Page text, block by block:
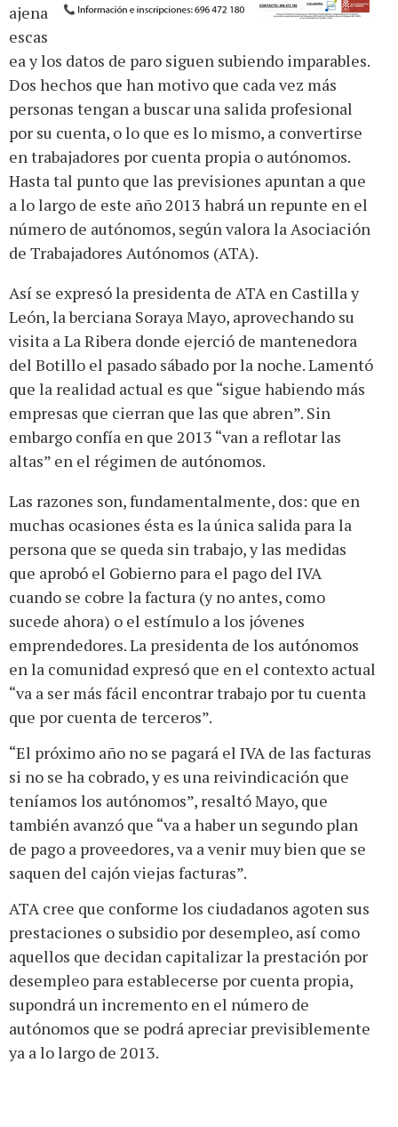
ajena
escas
ea y los datos de paro siguen subiendo imparables.
Dos hechos que han motivo que cada vez más
personas tengan a buscar una salida profesional
por su cuenta, o lo que es lo mismo, a convertirse
en trabajadores por cuenta propia o autónomos.
Hasta tal punto que las previsiones apuntan a que
a lo largo de este año 2013 habrá un repunte en el
número de autónomos, según valora la Asociación
de Trabajadores Autónomos (ATA).
Así se expresó la presidenta de ATA en Castilla y
León, la berciana Soraya Mayo, aprovechando su
visita a La Ribera donde ejerció de mantenedora
del Botillo el pasado sábado por la noche. Lamentó
que la realidad actual es que “sigue habiendo más
empresas que cierran que las que abren”. Sin
embargo confía en que 2013 “van a reflotar las
altas” en el régimen de autónomos.
Las razones son, fundamentalmente, dos: que en
muchas ocasiones ésta es la única salida para la
persona que se queda sin trabajo, y las medidas
que aprobó el Gobierno para el pago del IVA
cuando se cobre la factura (y no antes, como
sucede ahora) o el estímulo a los jóvenes
emprendedores. La presidenta de los autónomos
en la comunidad expresó que en el contexto actual
“va a ser más fácil encontrar trabajo por tu cuenta
que por cuenta de terceros”.
“El próximo año no se pagará el IVA de las facturas
si no se ha cobrado, y es una reivindicación que
teníamos los autónomos”, resaltó Mayo, que
también avanzó que “va a haber un segundo plan
de pago a proveedores, va a venir muy bien que se
saquen del cajón viejas facturas”.
ATA cree que conforme los ciudadanos agoten sus
prestaciones o subsidio por desempleo, así como
aquellos que decidan capitalizar la prestación por
desempleo para establecerse por cuenta propia,
supondrá un incremento en el número de
autónomos que se podrá apreciar previsiblemente
ya a lo largo de 2013.